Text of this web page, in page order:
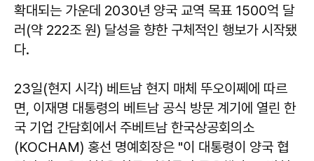
확대되는 가운데 2030년 양국 교역 목표 1500억 달
러(약 222조 원) 달성을 향한 구체적인 행보가 시작됐
다.
23일(현지 시각) 베트남 현지 매체 뚜오이쩨에 따르
면, 이재명 대통령의 베트남 공식 방문 계기에 열린 한
국 기업 간담회에서 주베트남 한국상공회의소
(KOCHAM) 홍선 명예회장은 "이 대통령이 양국 협